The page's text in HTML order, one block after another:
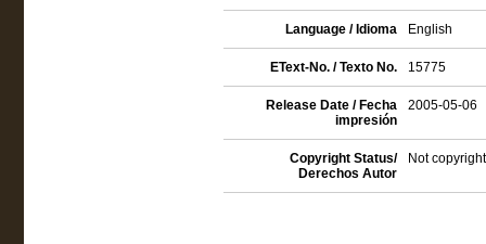
Language / Idioma English
EText-No. / Texto No. 15775
Release Date / Fecha
impresión
2005-05-06
Copyright Status/
Derechos Autor
Not